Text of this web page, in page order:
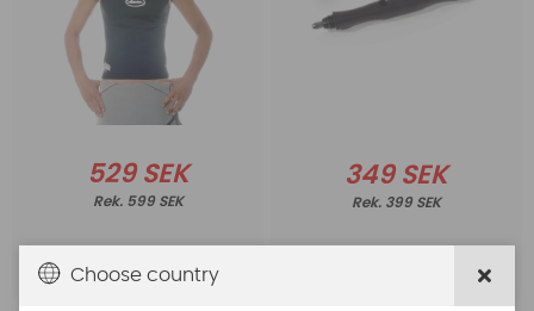
529 SEK
599 SEK
Köp!
349 SEK
399 SEK
Choose country